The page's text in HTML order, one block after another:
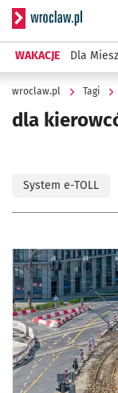
WAKACJE Dla
wroclaw.pl Tagi
dla
System e-TOLL